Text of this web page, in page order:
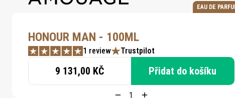
EAU DE
HONOUR MAN - 100ML
1 review Trustpilot
9 131,00 KČ Přidat do košíku